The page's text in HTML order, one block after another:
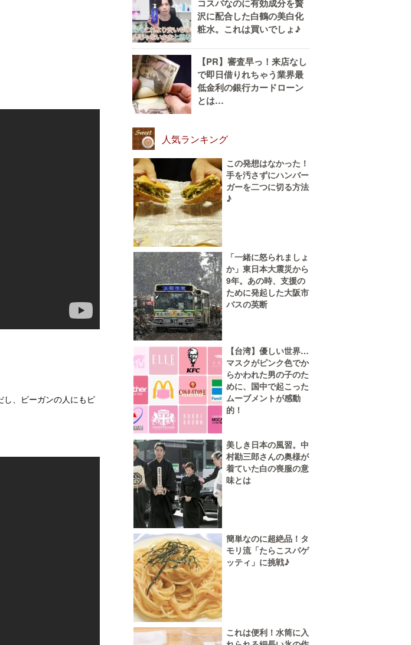
し、ビーガンの人にもピ
コスパなのに有効成分を贅
沢に配合した白鶴の美白化
粧水。これは買いでしょ♪
【PR】審査早っ！来店なし
で即日借りれちゃう業界最
低金利の銀行カードローン
とは…
人気ランキング
この発想はなかった！
手を汚さずにハンバー
ガーを二つに切る方法
♪
「一緒に怒られましょ
か」東日本大震災から
9年。あの時、支援の
ために発起した大阪市
バスの英断
【台湾】優しい世界…
マスクがピンク色でか
らかわれた男の子のた
めに、国中で起こった
ムーブメントが感動
的！
美しき日本の風習。中
村勘三郎さんの奥様が
着ていた白の喪服の意
味とは
簡単なのに超絶品！タ
モリ流「たらこスパゲ
ッティ」に挑戦♪
これは便利！水筒に入